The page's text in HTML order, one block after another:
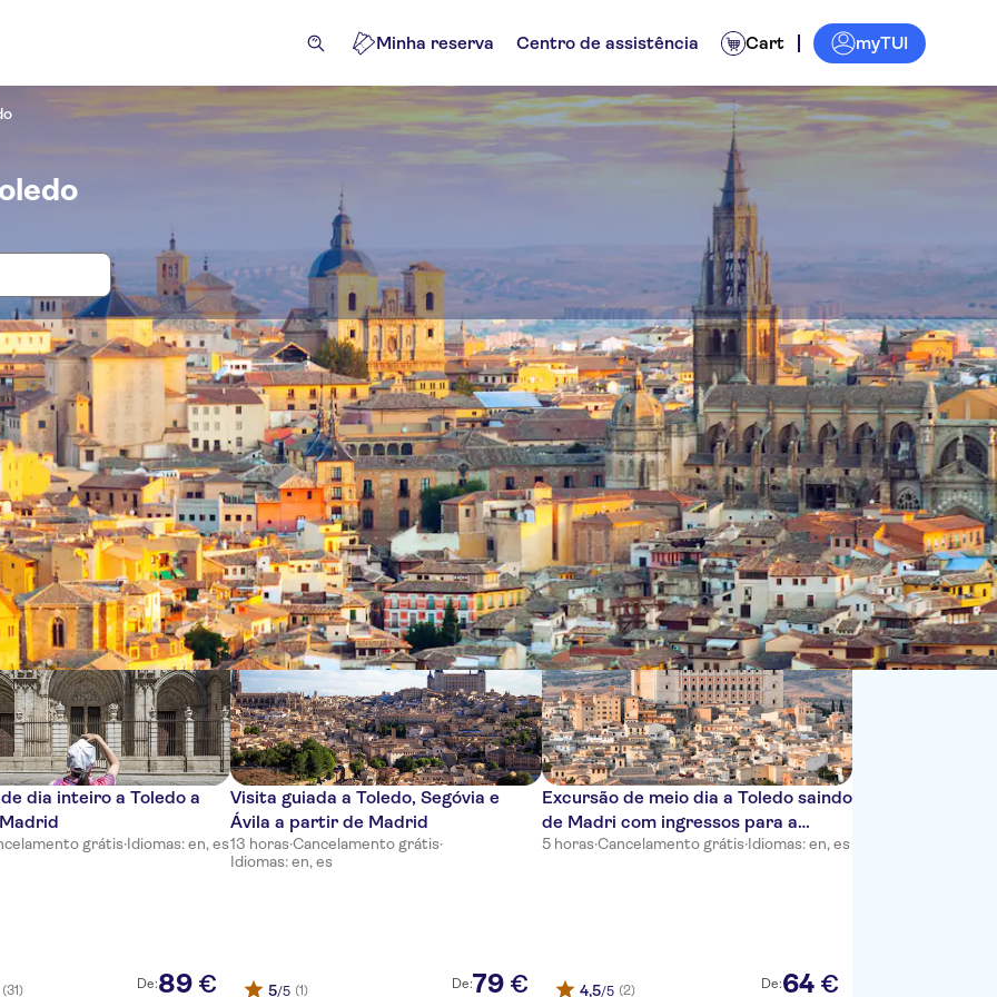
Minha reserva Centro de assistência Cart myTUI
bilhetes para Catedral de Toledo
e passeios de um dia Atrações e visitas guiadas Atividades
Ordenar por:
dia inteiro a Toledo a
grátis·Idiomas: en, es
(31) De:89 €
Visita guiada a Toledo, Segóvia e
Ávila a partir de Madrid
13 horas·Cancelamento grátis·
Idiomas: en, es
5/5 (1) De:79 €
Excursão de meio dia a Toledo saindo
de Madri com ingressos para a
catedral
5 horas·Cancelamento grátis·Idiomas: en, es
4,5/5 (2) De:64 €